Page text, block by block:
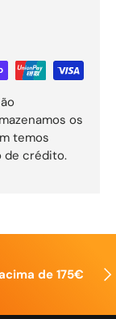
os
temos
de crédito.
de 175€